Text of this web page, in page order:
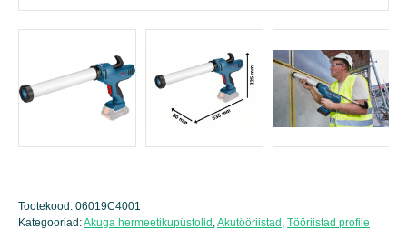
Tootekood: 06019C4001
Kategooriad:Akuga hermeetikupüstolid Akutööriistad Tööriistad profile